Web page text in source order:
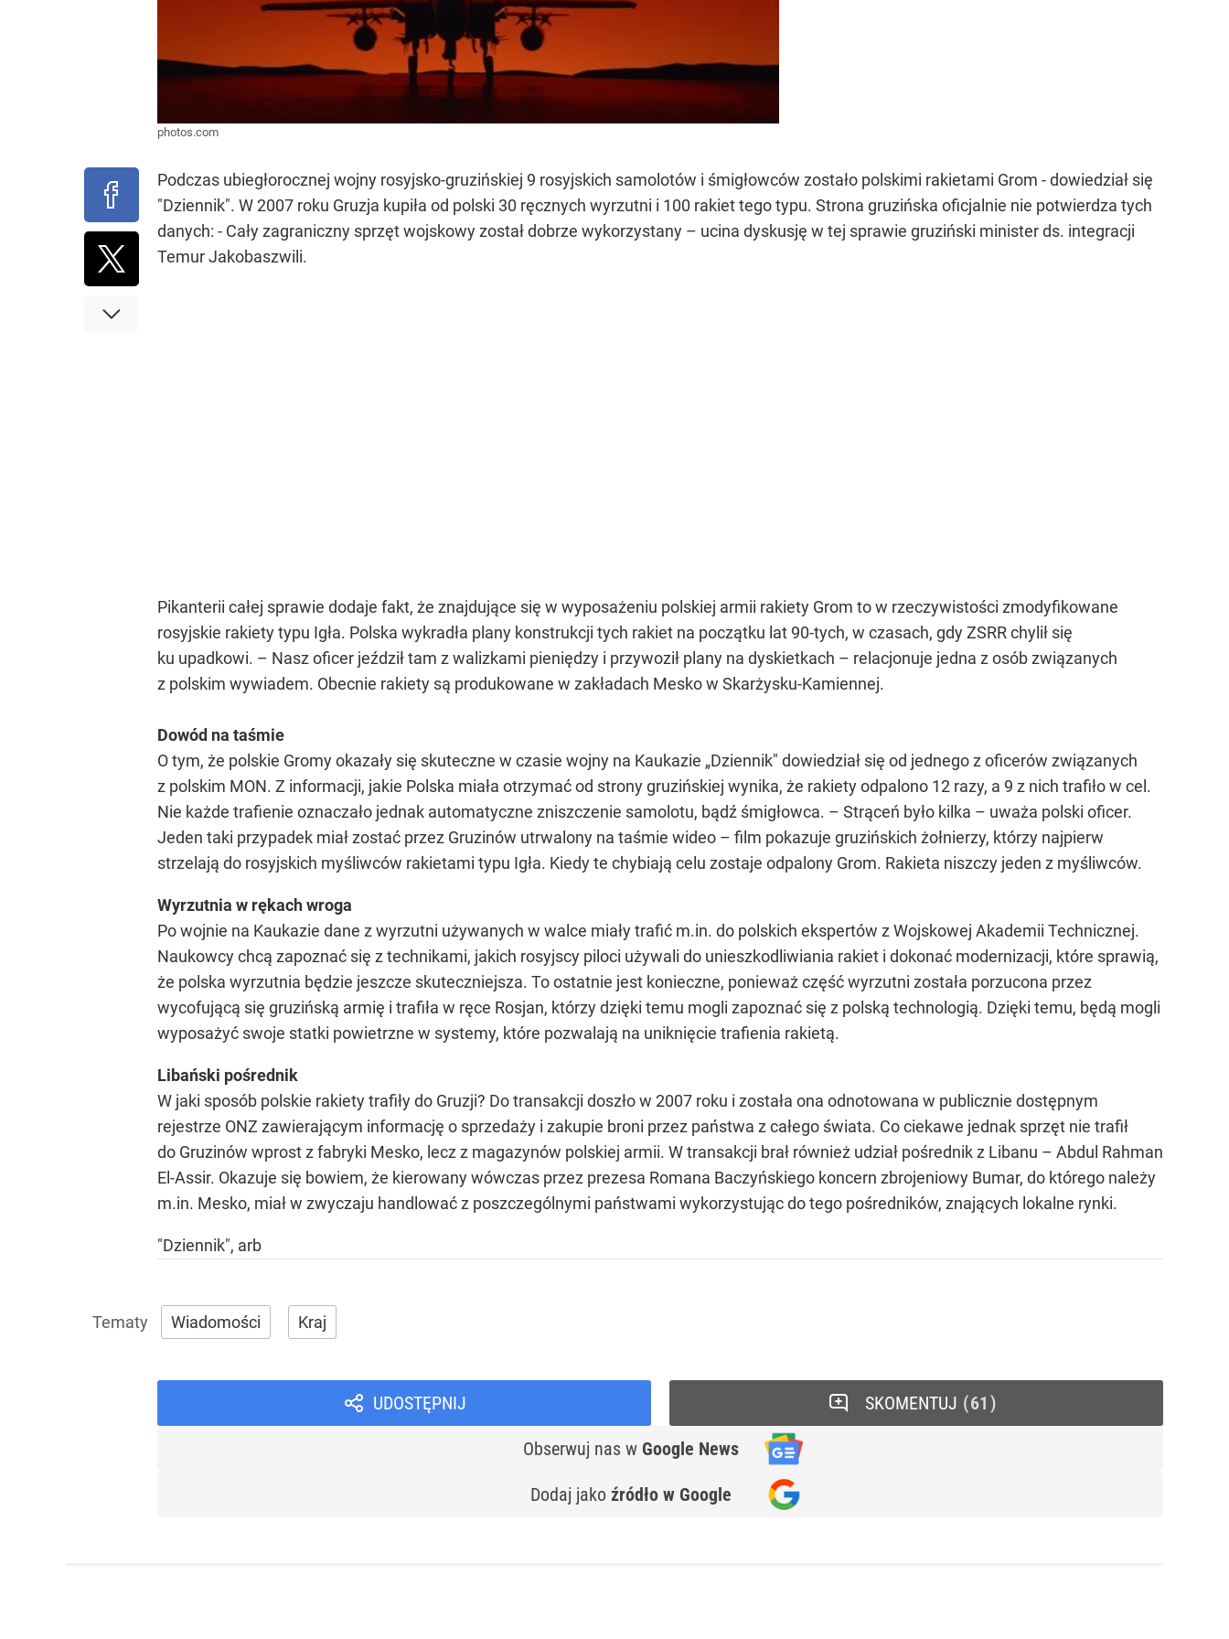
photos.com
Podczas ubiegłorocznej wojny rosyjsko-gruzińskiej 9 rosyjskich samolotów i śmigłowców zostało polskimi rakietami Grom - dowiedział się
"Dziennik". W 2007 roku Gruzja kupiła od polski 30 ręcznych wyrzutni i 100 rakiet tego typu. Strona gruzińska oficjalnie nie potwierdza tych
danych: - Cały zagraniczny sprzęt wojskowy został dobrze wykorzystany – ucina dyskusję w tej sprawie gruziński minister ds. integracji
Temur Jakobaszwili.
Pikanterii całej sprawie dodaje fakt, że znajdujące się w wyposażeniu polskiej armii rakiety Grom to w rzeczywistości zmodyfikowane
rosyjskie rakiety typu Igła. Polska wykradła plany konstrukcji tych rakiet na początku lat 90-tych, w czasach, gdy ZSRR chylił się
ku upadkowi. – Nasz oficer jeździł tam z walizkami pieniędzy i przywoził plany na dyskietkach – relacjonuje jedna z osób związanych
z polskim wywiadem. Obecnie rakiety są produkowane w zakładach Mesko w Skarżysku-Kamiennej.
Dowód na taśmie
O tym, że polskie Gromy okazały się skuteczne w czasie wojny na Kaukazie „Dziennik" dowiedział się od jednego z oficerów związanych
z polskim MON. Z informacji, jakie Polska miała otrzymać od strony gruzińskiej wynika, że rakiety odpalono 12 razy, a 9 z nich trafiło w cel.
Nie każde trafienie oznaczało jednak automatyczne zniszczenie samolotu, bądź śmigłowca. – Strąceń było kilka – uważa polski oficer.
Jeden taki przypadek miał zostać przez Gruzinów utrwalony na taśmie wideo – film pokazuje gruzińskich żołnierzy, którzy najpierw
strzelają do rosyjskich myśliwców rakietami typu Igła. Kiedy te chybiają celu zostaje odpalony Grom. Rakieta niszczy jeden z myśliwców.
Wyrzutnia w rękach wroga
Po wojnie na Kaukazie dane z wyrzutni używanych w walce miały trafić m.in. do polskich ekspertów z Wojskowej Akademii Technicznej.
Naukowcy chcą zapoznać się z technikami, jakich rosyjscy piloci używali do unieszkodliwiania rakiet i dokonać modernizacji, które sprawią,
że polska wyrzutnia będzie jeszcze skuteczniejsza. To ostatnie jest konieczne, ponieważ część wyrzutni została porzucona przez
wycofującą się gruzińską armię i trafiła w ręce Rosjan, którzy dzięki temu mogli zapoznać się z polską technologią. Dzięki temu, będą mogli
wyposażyć swoje statki powietrzne w systemy, które pozwalają na uniknięcie trafienia rakietą.
Libański pośrednik
W jaki sposób polskie rakiety trafiły do Gruzji? Do transakcji doszło w 2007 roku i została ona odnotowana w publicznie dostępnym
rejestrze ONZ zawierającym informację o sprzedaży i zakupie broni przez państwa z całego świata. Co ciekawe jednak sprzęt nie trafił
do Gruzinów wprost z fabryki Mesko, lecz z magazynów polskiej armii. W transakcji brał również udział pośrednik z Libanu – Abdul Rahman
El-Assir. Okazuje się bowiem, że kierowany wówczas przez prezesa Romana Baczyńskiego koncern zbrojeniowy Bumar, do którego należy
m.in. Mesko, miał w zwyczaju handlować z poszczególnymi państwami wykorzystując do tego pośredników, znających lokalne rynki.
"Dziennik", arb
Wiadomości Kraj
UDOSTĘPNIJ
Obserwuj nas w Google News
Dodaj jako źródło w Google
SKOMENTUJ 61